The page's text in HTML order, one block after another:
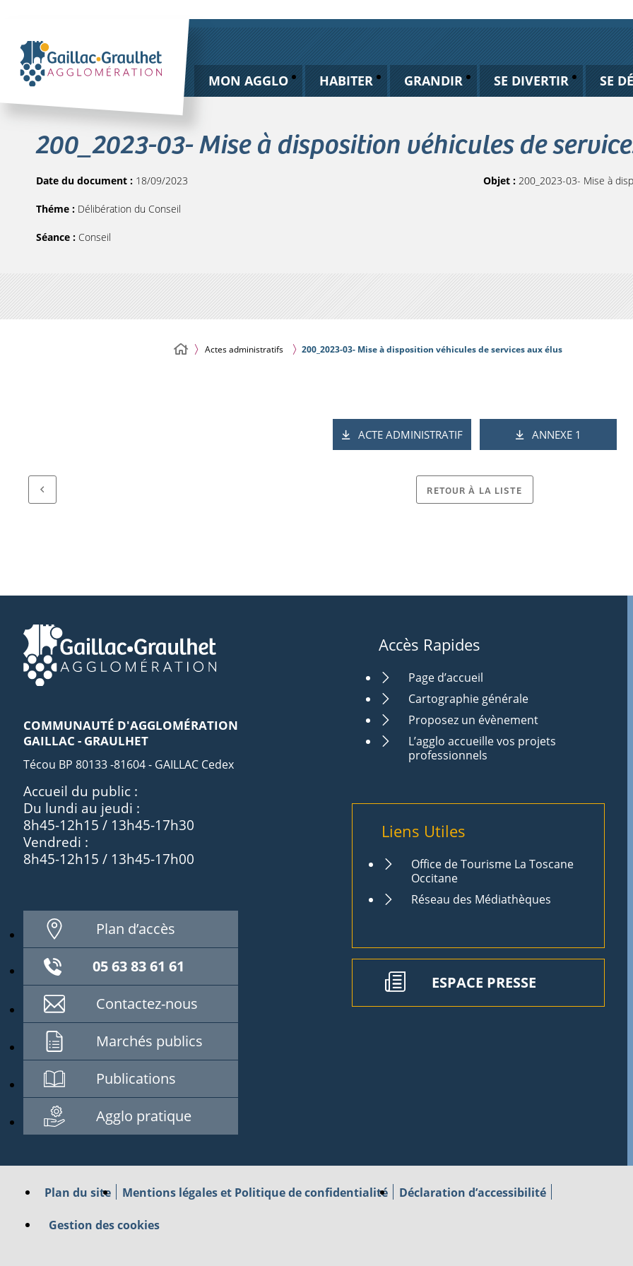
MON AGGLO HABITER GRANDIR SE DIVERTIR SE
200_2023-03- Mise à disposition véhicules de
Date du document : 18/09/2023
Théme : Délibération du Conseil
Séance : Conseil
Objet : 200_2023-03- Mise à
Actes administratifs 200_2023-03- Mise à disposition véhicules de services aux élus
ACTE ADMINISTRATIF ANNEXE 1
RETOUR À LA LISTE
COMMUNAUTÉ D'AGGLOMÉRATION
GAILLAC - GRAULHET
Técou BP 80133 -81604 - GAILLAC Cedex
Accueil du public :
Du lundi au jeudi :
8h45-12h15 / 13h45-17h30
Vendredi :
8h45-12h15 / 13h45-17h00
Plan d’accès
05 63 83 61 61
Contactez-nous
Marchés publics
Publications
Agglo pratique
Accès Rapides
Page d’accueil
Cartographie générale
Proposez un évènement
L’agglo accueille vos projets
professionnels
Liens Utiles
Office de Tourisme La Toscane
Occitane
Réseau des Médiathèques
ESPACE PRESSE
Plan du site Mentions légales et Politique de confidentialité Déclaration d’accessibilité
Gestion des cookies